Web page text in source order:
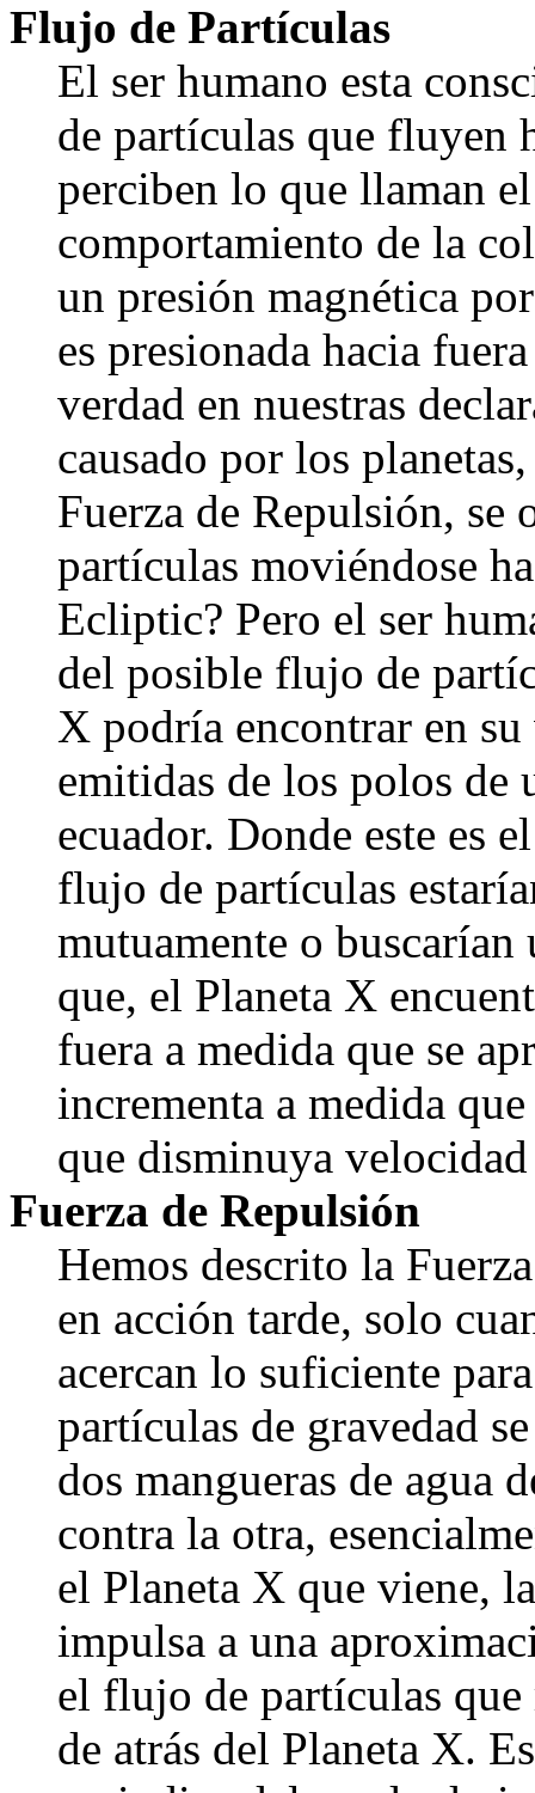
Flujo de Partículas
El ser humano esta
de partículas que fluyen
perciben lo que llaman
comportamiento de la
un presión magnética
es presionada hacia
verdad en nuestras
causado por los
Fuerza de Repulsión, se
partículas moviéndose
Ecliptic? Pero el ser
del posible flujo de
X podría encontrar en
emitidas de los polos de
ecuador. Donde este es
flujo de partículas
mutuamente o
que, el Planeta X
fuera a medida que se
incrementa a medida
que disminuya velocidad
Fuerza de Repulsión
Hemos descrito la
en acción tarde, solo
acercan lo suficiente
partículas de gravedad
dos mangueras de agua
contra la otra,
el Planeta X que viene,
impulsa a una
el flujo de partículas que
de atrás del Planeta X.